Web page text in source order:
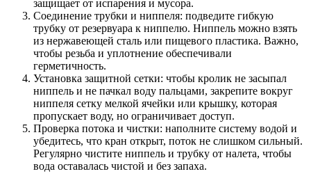
защищает от испарения и мусора.
Соединение трубки и ниппеля: подведите гибкую
трубку от резервуара к ниппелю. Ниппель можно взять
из нержавеющей сталь или пищевого пластика. Важно,
чтобы резьба и уплотнение обеспечивали
герметичность.
Установка защитной сетки: чтобы кролик не засыпал
ниппель и не пачкал воду пальцами, закрепите вокруг
ниппеля сетку мелкой ячейки или крышку, которая
пропускает воду, но ограничивает доступ.
Проверка потока и чистки: наполните систему водой и
убедитесь, что кран открыт, поток не слишком сильный.
Регулярно чистите ниппель и трубку от налета, чтобы
вода оставалась чистой и без запаха.